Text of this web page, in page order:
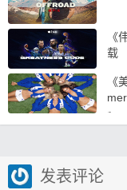
《
载
《
r…
发表评论